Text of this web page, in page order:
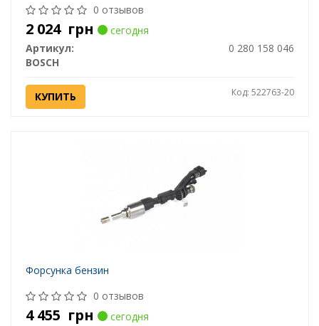
0 отзывов
2 024 грн
сегодня
Артикул:
0 280 158 046
BOSCH
КУПИТЬ Код: 522763-20
Форсунка бензин
0 отзывов
4 455 грн
сегодня